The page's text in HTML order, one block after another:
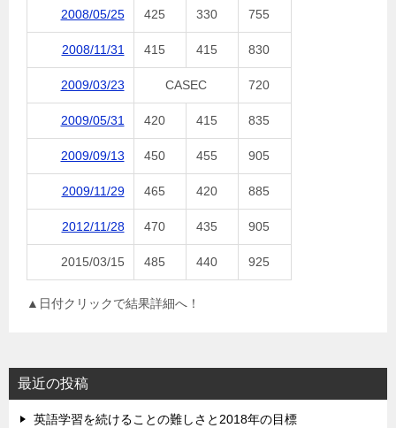
2008/05/25 425 330 755
2008/11/31 415 415 830
2009/03/23 CASEC 720
2009/05/31 420 415 835
2009/09/13 450 455 905
2009/11/29 465 420 885
2012/11/28 470 435 905
2015/03/15 485 440 925
▲日付クリックで結果詳細へ！
最近の投稿
英語学習を続けることの難しさと2018年の目標